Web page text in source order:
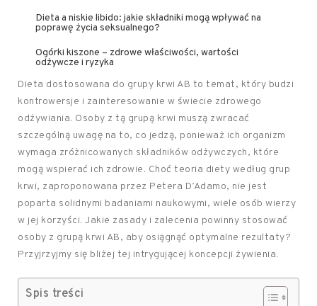
Dieta a niskie libido: jakie składniki mogą wpływać na
poprawę życia seksualnego?
Ogórki kiszone – zdrowe właściwości, wartości
odżywcze i ryzyka
Dieta dostosowana do grupy krwi AB to temat, który budzi
kontrowersje i zainteresowanie w świecie zdrowego
odżywiania. Osoby z tą grupą krwi muszą zwracać
szczególną uwagę na to, co jedzą, ponieważ ich organizm
wymaga zróżnicowanych składników odżywczych, które
mogą wspierać ich zdrowie. Choć teoria diety według grup
krwi, zaproponowana przez Petera D’Adamo, nie jest
poparta solidnymi badaniami naukowymi, wiele osób wierzy
w jej korzyści. Jakie zasady i zalecenia powinny stosować
osoby z grupą krwi AB, aby osiągnąć optymalne rezultaty?
Przyjrzyjmy się bliżej tej intrygującej koncepcji żywienia.
Spis treści